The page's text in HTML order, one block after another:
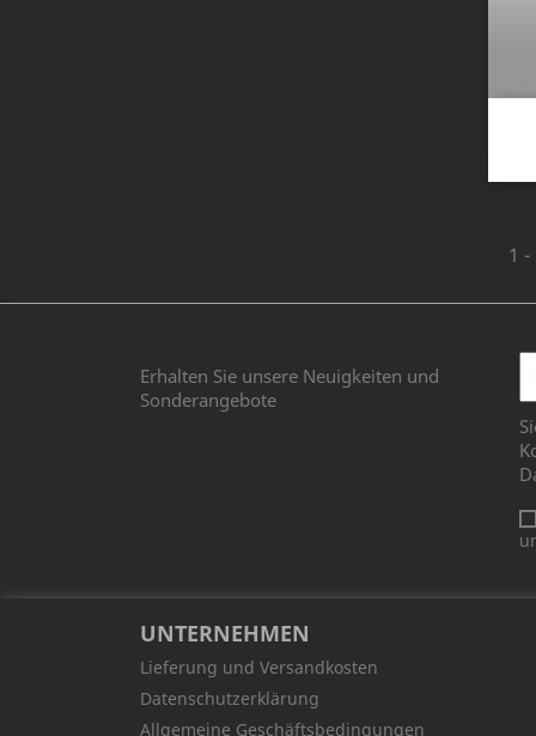
1
Erhalten Sie unsere Neuigkeiten und
Sonderangebote
UNTERNEHMEN
Lieferung und Versandkosten
Datenschutzerklärung
Allgemeine Geschäftsbedingungen